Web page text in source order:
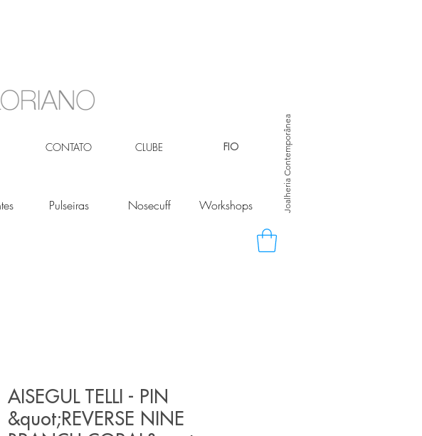
CONTATO CLUBE Joalheria Contemporânea
FIO
Pulseiras Nosecuff Workshops
AISEGUL TELLI - PIN
&quot;REVERSE NINE